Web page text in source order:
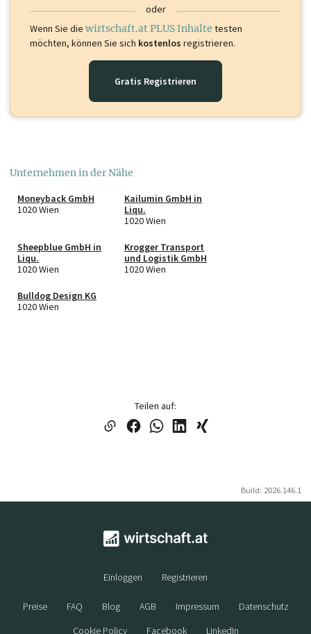
oder
Wenn Sie die wirtschaft.at PLUS Inhalte testen
möchten, können Sie sich kostenlos registrieren.
Gratis Registrieren
Unternehmen in der Nähe
Moneyback GmbH
1020 Wien
Kailumin GmbH in
Liqu.
1020 Wien
Sheepblue GmbH in
Liqu.
1020 Wien
Krogger Transport
und Logistik GmbH
1020 Wien
Bulldog Design KG
1020 Wien
Teilen auf:
Build: 2026.146.1
Einloggen Registrieren
Preise FAQ Blog AGB Impressum
Datenschutz
Cookie Policy
Facebook LinkedIn